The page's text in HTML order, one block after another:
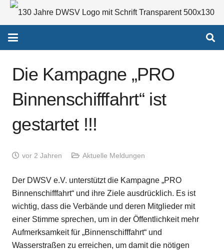
Die Kampagne „PRO
Binnenschifffahrt“ ist
gestartet !!!
vor 2 Jahren Aktuelle Meldungen
Der DWSV e.V. unterstützt die Kampagne „PRO
Binnenschifffahrt“ und ihre Ziele ausdrücklich. Es ist
wichtig, dass die Verbände und deren Mitglieder mit
einer Stimme sprechen, um in der Öffentlichkeit mehr
Aufmerksamkeit für „Binnenschifffahrt“ und
Wasserstraßen zu erreichen, um damit die nötigen